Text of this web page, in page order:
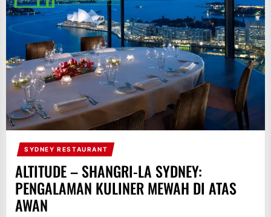
SYDNEY RESTAURANT
ALTITUDE – SHANGRI-LA SYDNEY:
PENGALAMAN KULINER MEWAH DI ATAS
AWAN